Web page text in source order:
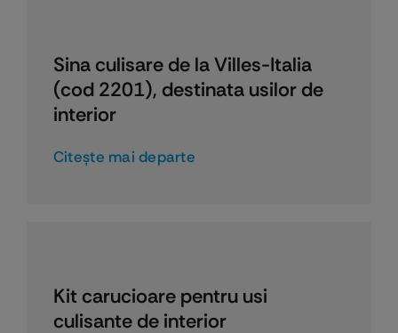
Sina culisare de la Villes-Italia
(cod 2201), destinata usilor de
interior
Citeşte mai departe
Kit carucioare pentru usi
culisante de interior